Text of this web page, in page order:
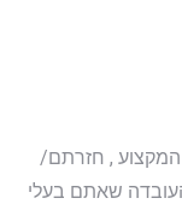
המקצוע , חזרתם/
שאתם בעלי